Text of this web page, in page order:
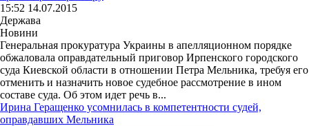
15:52 14.07.2015
Держава
Новини
Генеральная прокуратура Украины в апелляционном порядке
обжаловала оправдательный приговор Ирпенского городского
суда Киевской области в отношении Петра Мельника, требуя его
отменить и назначить новое судебное рассмотрение в ином
составе суда. Об этом идет речь в...
Ирина Геращенко усомнилась в компетентности судей,
оправдавших Мельника